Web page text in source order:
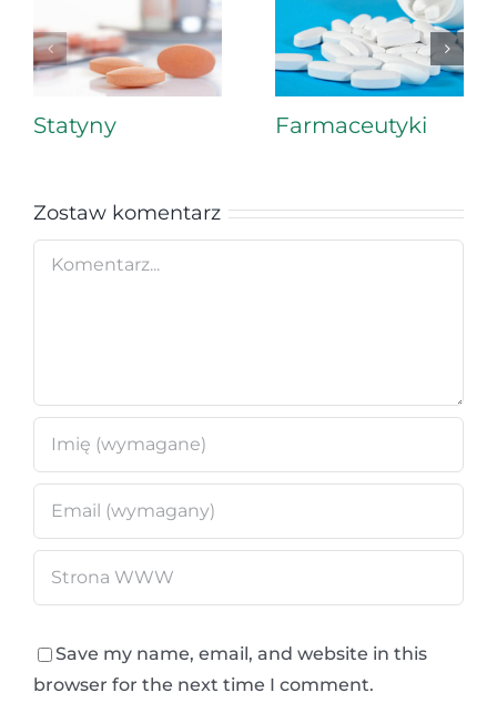
Statyny Farmaceutyki
Zostaw komentarz
Save my name, email, and website in this
browser for the next time I comment.